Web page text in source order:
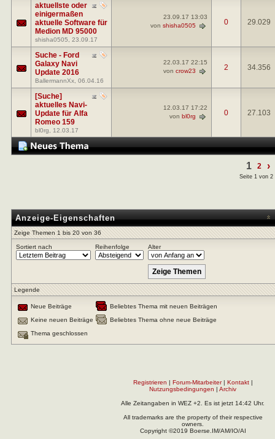
aktuellste oder
einigermaßen
aktuelle Software für
Medion MD 95000
shisha0505 , 23.09.17
23.09.17 13:03
von shisha0505 0 29.029
Suche - Ford
Galaxy Navi
Update 2016
BallermannXx , 06.04.16
22.03.17 22:15
von crow23 2 34.356
[Suche]
aktuelles Navi-
Update für Alfa
Romeo 159
bl0rg , 12.03.17
12.03.17 17:22
von bl0rg 0 27.103
1 2 ›
Seite 1 von 2
Anzeige-Eigenschaften
Zeige Themen 1 bis 20 von 36
Sortiert nach Reihenfolge Alter
Legende
Neue Beiträge
Beliebtes Thema mit neuen Beiträgen
Keine neuen Beiträge
Beliebtes Thema ohne neue Beiträge
Thema geschlossen
Registrieren | Forum-Mitarbeiter| Kontakt|
Nutzungsbedingungen | Archiv
Alle Zeitangaben in WEZ +2. Es ist jetzt 14:42 Uhr.
All trademarks are the property of their respective
owners.
Copyright ©2019 Boerse.IM/AM/IO/AI